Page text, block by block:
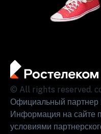
© All rights reserved.
Официальный партнер
Информация на сайте
условиями